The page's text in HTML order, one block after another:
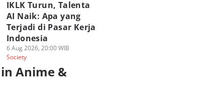
IKLK Turun, Talenta
AI Naik: Apa yang
Terjadi di Pasar Kerja
Indonesia
6 Aug 2026, 20:00 WIB
Society
Anime &